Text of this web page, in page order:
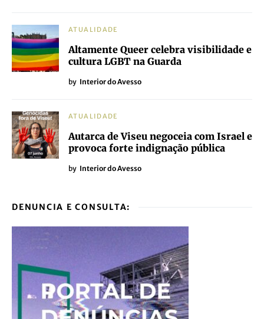
ATUALIDADE
Altamente Queer celebra visibilidade e
cultura LGBT na Guarda
by Interior do Avesso
ATUALIDADE
Autarca de Viseu negoceia com Israel e
provoca forte indignação pública
by Interior do Avesso
DENUNCIA E CONSULTA: